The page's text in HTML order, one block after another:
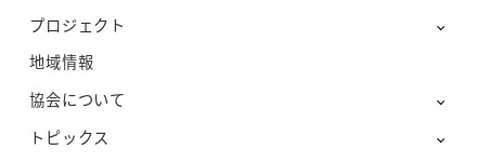
プロジェクト
地域情報
協会について
トピックス